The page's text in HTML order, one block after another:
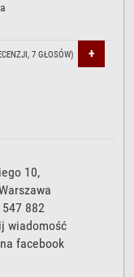
7 GŁOSÓW) +
10,
882
wiadomość
facebook